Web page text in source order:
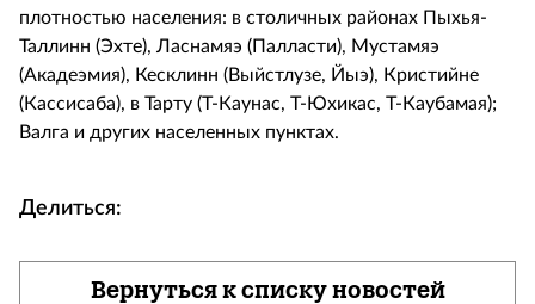
плотностью населения: в столичных районах Пыхья-
Таллинн (Эхте), Ласнамяэ (Палласти), Мустамяэ
(Акадеэмия), Кесклинн (Выйстлузе, Йыэ), Кристийне
(Кассисаба), в Тарту (Т-Каунас, Т-Юхикас, Т-Каубамая);
Валга и других населенных пунктах.
Делиться:
Вернуться к списку новостей